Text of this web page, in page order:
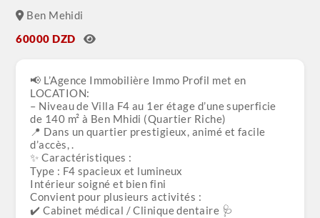
Ben Mehidi
60000 DZD
📢 L’Agence Immobilière Immo Profil met en
LOCATION:
– Niveau de Villa F4 au 1er étage d’une superficie
de 140 m² à Ben Mhidi (Quartier Riche)
📍 Dans un quartier prestigieux, animé et facile
d’accès, .
✨ Caractéristiques :
Type : F4 spacieux et lumineux
Intérieur soigné et bien fini
Convient pour plusieurs activités :
✔️ Cabinet médical / Clinique dentaire 🩺